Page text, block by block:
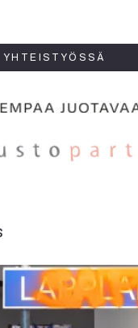
YHTEISTYÖSSÄ